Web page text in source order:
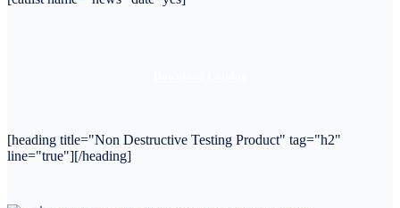
[heading title="Non Destructive Testing Product" tag="h2"
line="true"][/heading]